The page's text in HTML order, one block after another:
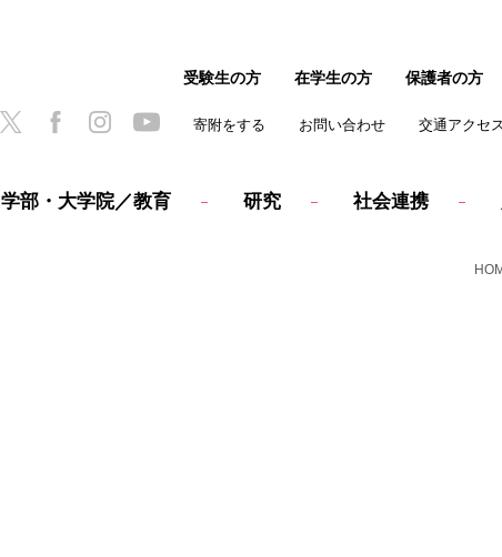
学部・大学院／教育 研究 社会連携
寄附をする お問い合わせ 交通アクセ
受験生の方 在学生の方 保護者の方